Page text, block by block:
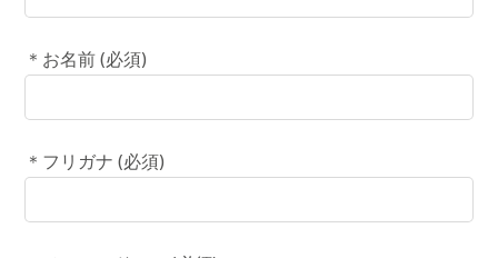
＊お名前 (必須)
＊フリガナ (必須)